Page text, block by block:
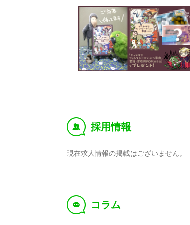
‰ 採用情報
現在求人情報の掲載はございません。
f コラム